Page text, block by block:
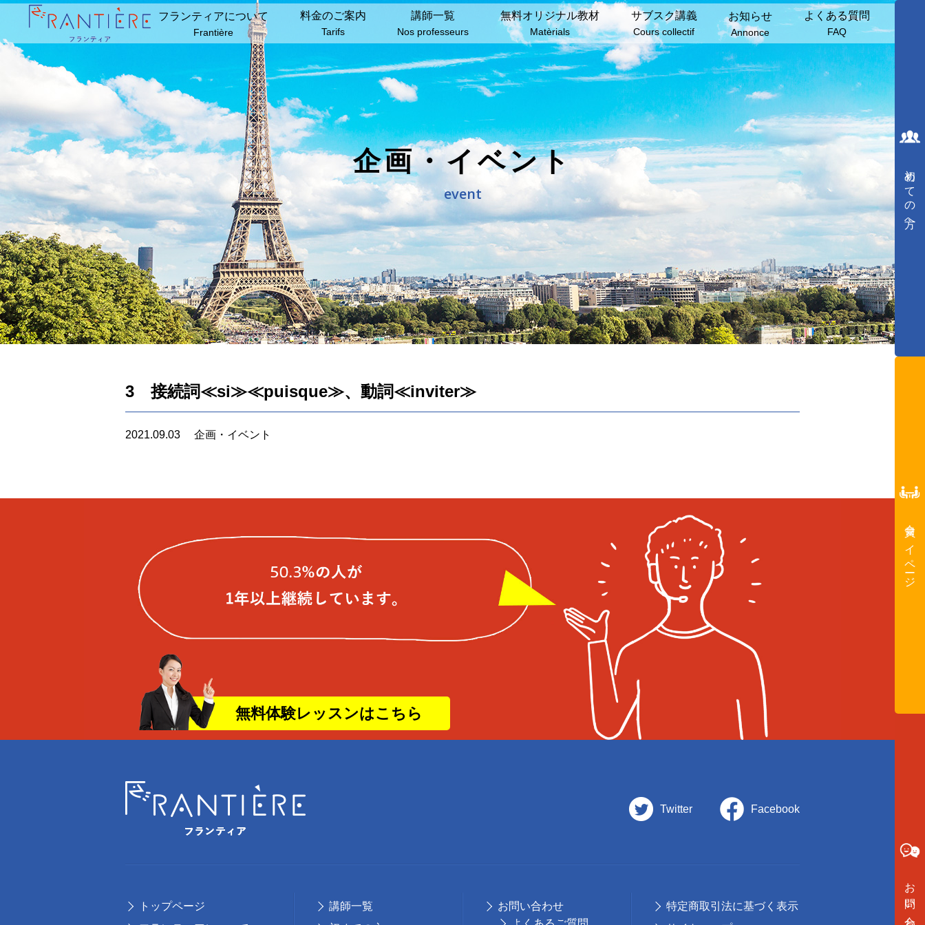
フランティアについて
Frantière
料⾦のご案内
Tarifs
講師⼀覧
Nos professeurs
無料オリジナル教材
Matèrials
サブスク講義
Cours collectif
お知らせ
Annonce
よくある質問
FAQ
初めての方へ
会員マイページ
お問い合わせ
企画・イベント
event
3 接続詞≪si≫≪puisque≫、動詞≪inviter≫
2021.09.03 企画・イベント
無料体験レッスンはこちら
Twitter Facebook
トップページ
講師⼀覧
お問い合わせ
特定商取引法に基づく表示